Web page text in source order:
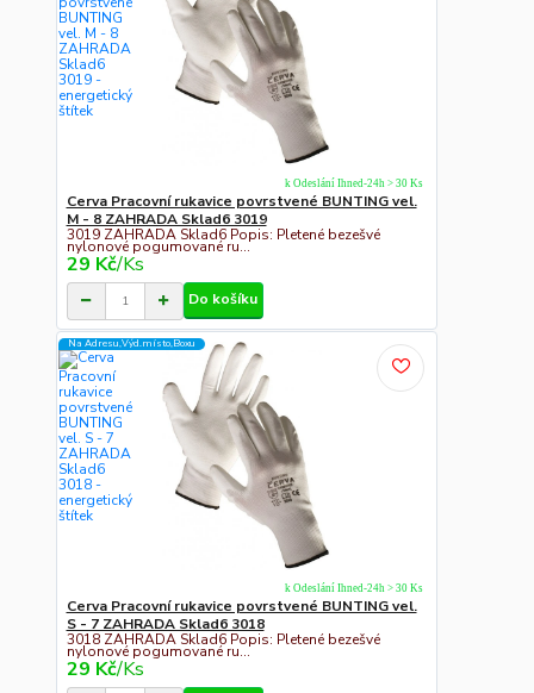
Cerva Pracovní rukavice povrstvené BUNTING vel.
M - 8 ZAHRADA Sklad6 3019
3019 ZAHRADA Sklad6 Popis: Pletené bezešvé
nylonové pogumované ru...
29 Kč/Ks
k Odeslání Ihned-24h > 30 Ks
Do košíku
Na Adresu,Výd.místo,Boxu
Cerva Pracovní rukavice povrstvené BUNTING vel.
S - 7 ZAHRADA Sklad6 3018
3018 ZAHRADA Sklad6 Popis: Pletené bezešvé
nylonové pogumované ru...
29 Kč/Ks
k Odeslání Ihned-24h > 30 Ks